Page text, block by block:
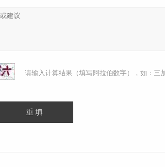
请输入计算结果（填写阿拉伯数字），如：三